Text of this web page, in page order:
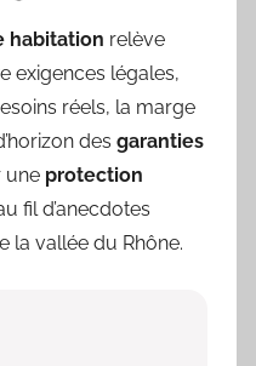
habitation relève
exigences légales,
réels, la marge
des garanties
une protection
fil d’anecdotes
la vallée du Rhône.